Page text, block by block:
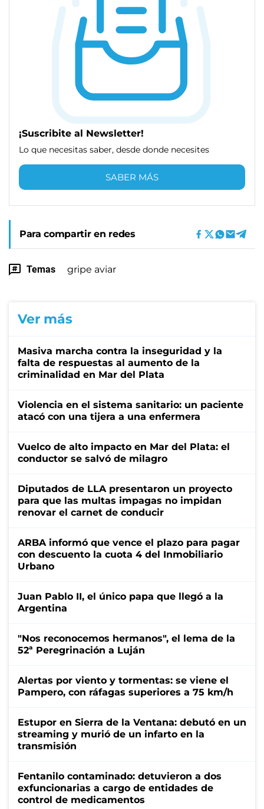
¡Suscribite al Newsletter!
Lo que necesitas saber, desde donde necesites
SABER MÁS
Para compartir en redes
Temas gripe aviar
Ver más
Masiva marcha contra la inseguridad y la
falta de respuestas al aumento de la
criminalidad en Mar del Plata
Violencia en el sistema sanitario: un paciente
atacó con una tijera a una enfermera
Vuelco de alto impacto en Mar del Plata: el
conductor se salvó de milagro
Diputados de LLA presentaron un proyecto
para que las multas impagas no impidan
renovar el carnet de conducir
ARBA informó que vence el plazo para pagar
con descuento la cuota 4 del Inmobiliario
Urbano
Juan Pablo II, el único papa que llegó a la
Argentina
"Nos reconocemos hermanos", el lema de la
52ª Peregrinación a Luján
Alertas por viento y tormentas: se viene el
Pampero, con ráfagas superiores a 75 km/h
Estupor en Sierra de la Ventana: debutó en un
streaming y murió de un infarto en la
transmisión
Fentanilo contaminado: detuvieron a dos
exfuncionarias a cargo de entidades de
control de medicamentos